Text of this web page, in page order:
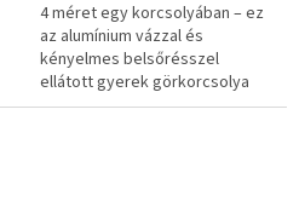
4 méret egy korcsolyában – ez
az alumínium vázzal és
kényelmes belsőrésszel
ellátott gyerek görkorcsolya
ideálisak kezdőknek.